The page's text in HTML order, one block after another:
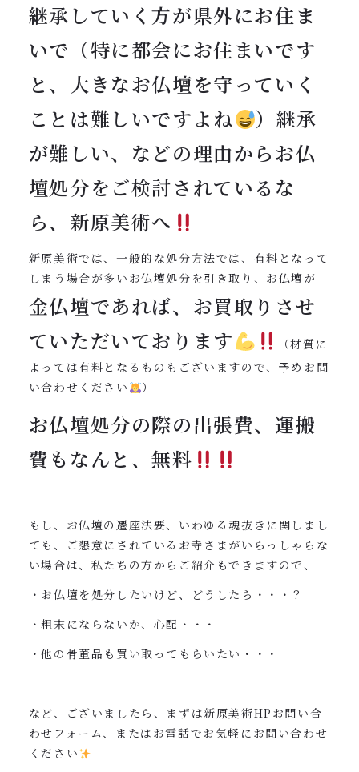
継承していく方が県外にお住ま
いで（特に都会にお住まいです
と、大きなお仏壇を守っていく
ことは難しいですよね
）継承
が難しい、などの理由からお仏
壇処分をご検討されているな
ら、新原美術へ
新原美術では、一般的な処分方法では、有料となって
しまう場合が多いお仏壇処分を引き取り、お仏壇が
金仏壇であれば、お買取りさせ
ていただいております
（材質に
よっては有料となるものもございますので、予めお問
い合わせください
）
お仏壇処分の際の出張費、運搬
費もなんと、無料
もし、お仏壇の遷座法要、いわゆる魂抜きに関しまし
ても、ご懇意にされているお寺さまがいらっしゃらな
い場合は、私たちの方からご紹介もできますので、
・お仏壇を処分したいけど、どうしたら・・・？
・粗末にならないか、心配・・・
・他の骨董品も買い取ってもらいたい・・・
など、ございましたら、まずは新原美術HPお問い合
わせフォーム、またはお電話でお気軽にお問い合わせ
ください